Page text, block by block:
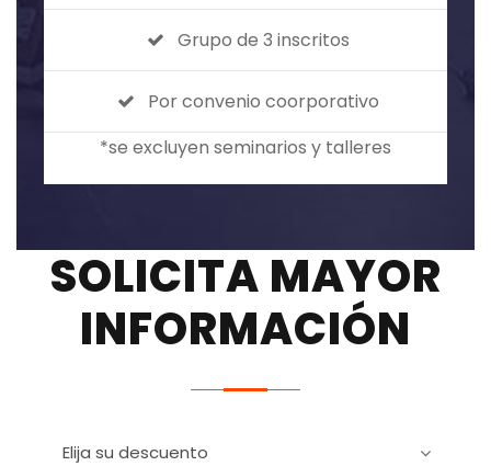
Grupo de 3 inscritos
Por convenio coorporativo
*se excluyen seminarios y talleres
SOLICITA MAYOR
INFORMACIÓN